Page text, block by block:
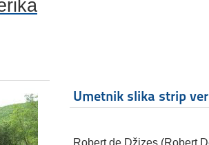
Umetnik slika strip